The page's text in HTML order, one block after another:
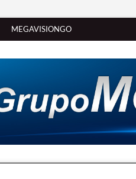
MEGAVISIONGO